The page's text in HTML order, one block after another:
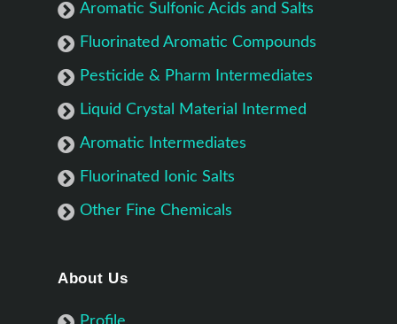
Aromatic Sulfonic Acids and Salts
Fluorinated Aromatic Compounds
Pesticide & Pharm Intermediates
Liquid Crystal Material Intermed
Aromatic Intermediates
Fluorinated Ionic Salts
Other Fine Chemicals
About Us